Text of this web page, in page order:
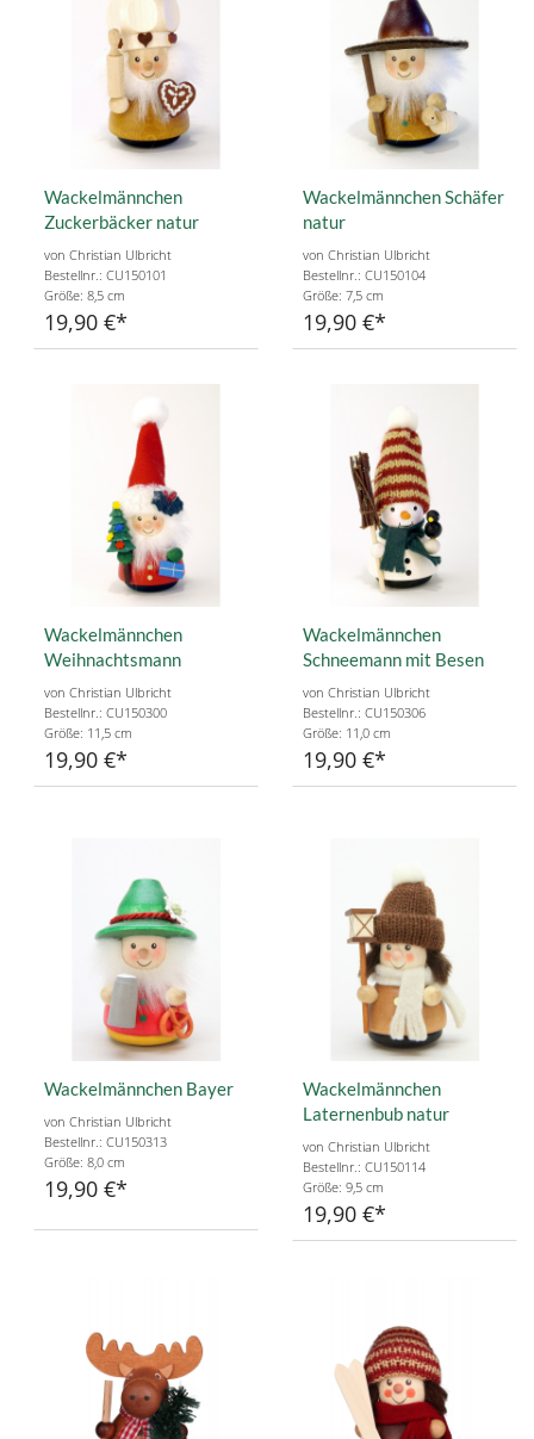
Wackelmännchen
Zuckerbäcker natur
von Christian Ulbricht
Bestellnr.: CU150101
Größe: 8,5 cm
19,90 €
Wackelmännchen Schäfer
natur
von Christian Ulbricht
Bestellnr.: CU150104
Größe: 7,5 cm
19,90 €
Wackelmännchen
Weihnachtsmann
von Christian Ulbricht
Bestellnr.: CU150300
Größe: 11,5 cm
19,90 €
Wackelmännchen
Schneemann mit Besen
von Christian Ulbricht
Bestellnr.: CU150306
Größe: 11,0 cm
19,90 €
Wackelmännchen Bayer
von Christian Ulbricht
Bestellnr.: CU150313
Größe: 8,0 cm
19,90 €
Wackelmännchen
Laternenbub natur
von Christian Ulbricht
Bestellnr.: CU150114
Größe: 9,5 cm
19,90 €